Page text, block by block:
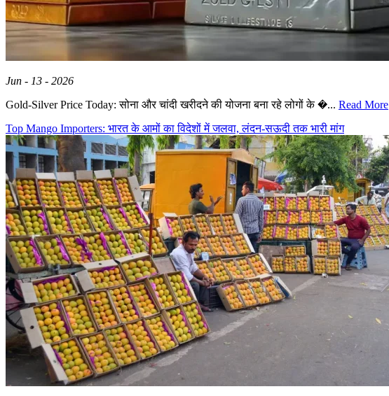
Jun - 13 - 2026
Gold-Silver Price Today: सोना और चांदी खरीदने की योजना बना रहे लोगों के �... Read More
Top Mango Importers: भारत के आमों का विदेशों में जलवा, लंदन-सऊदी तक भारी मांग